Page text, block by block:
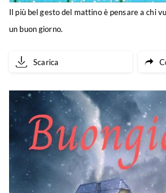
Il più bel gesto del mattino è pensare a chi
un buon giorno.
Scarica